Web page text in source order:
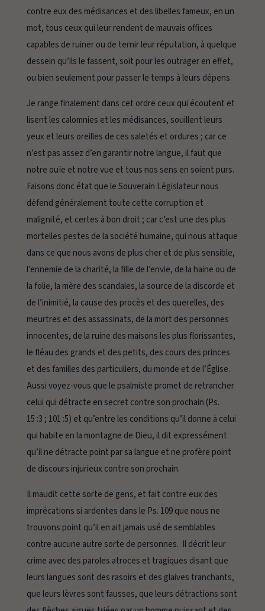
contre eux des médisances et des libelles fameux, en un
mot, tous ceux qui leur rendent de mauvais offices
capables de ruiner ou de ternir leur réputation, à quelque
dessein qu’ils le fassent, soit pour les outrager en effet,
ou bien seulement pour passer le temps à leurs dépens.
Je range finalement dans cet ordre ceux qui écoutent et
lisent les calomnies et les médisances, souillent leurs
yeux et leurs oreilles de ces saletés et ordures ; car ce
n’est pas assez d’en garantir notre langue, il faut que
notre ouïe et notre vue et tous nos sens en soient purs.
Faisons donc état que le Souverain Législateur nous
défend généralement toute cette corruption et
malignité, et certes à bon droit ; car c’est une des plus
mortelles pestes de la société humaine, qui nous attaque
dans ce que nous avons de plus cher et de plus sensible,
l’ennemie de la charité, la fille de l’envie, de la haine ou de
la folie, la mère des scandales, la source de la discorde et
de l’inimitié, la cause des procès et des querelles, des
meurtres et des assassinats, de la mort des personnes
innocentes, de la ruine des maisons les plus florissantes,
le fléau des grands et des petits, des cours des princes
et des familles des particuliers, du monde et de l’Église.
Aussi voyez-vous que le psalmiste promet de retrancher
celui qui détracte en secret contre son prochain (Ps.
15 :3 ; 101 :5) et qu’entre les conditions qu’il donne à celui
qui habite en la montagne de Dieu, il dit expressément
qu’il ne détracte point par sa langue et ne profère point
de discours injurieux contre son prochain.
Il maudit cette sorte de gens, et fait contre eux des
imprécations si ardentes dans le Ps. 109 que nous ne
trouvons point qu’il en ait jamais usé de semblables
contre aucune autre sorte de personnes. Il décrit leur
crime avec des paroles atroces et tragiques disant que
leurs langues sont des rasoirs et des glaives tranchants,
que leurs lèvres sont fausses, que leurs détractions sont